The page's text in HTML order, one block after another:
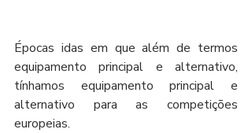
Épocas idas em que além de termos
equipamento principal e alternativo,
tínhamos equipamento principal e
alternativo para as competições
europeias.